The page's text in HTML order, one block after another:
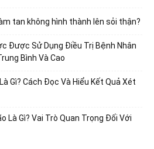
tan không hình thành lên sỏi thận?
Được Sử Dụng Điều Trị Bệnh Nhân
Bình Và Cao
Gì? Cách Đọc Và Hiểu Kết Quả Xét
Là Gì? Vai Trò Quan Trọng Đối Với